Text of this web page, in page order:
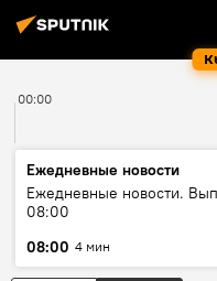
00:00
Ежедневные новости
Ежедневные новости.
08:00
08:00 4 мин